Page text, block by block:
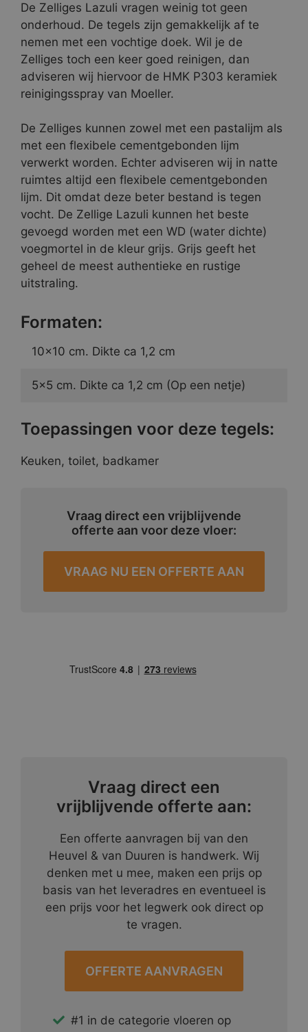
De Zelliges Lazuli vragen weinig tot geen
onderhoud. De tegels zijn gemakkelijk af te
nemen met een vochtige doek. Wil je de
Zelliges toch een keer goed reinigen, dan
adviseren wij hiervoor de HMK P303 keramiek
reinigingsspray van Moeller.
De Zelliges kunnen zowel met een pastalijm als
met een flexibele cementgebonden lijm
verwerkt worden. Echter adviseren wij in natte
ruimtes altijd een flexibele cementgebonden
lijm. Dit omdat deze beter bestand is tegen
vocht. De Zellige Lazuli kunnen het beste
gevoegd worden met een WD (water dichte)
voegmortel in de kleur grijs. Grijs geeft het
geheel de meest authentieke en rustige
uitstraling.
Formaten:
10×10 cm. Dikte ca 1,2 cm
5×5 cm. Dikte ca 1,2 cm (Op een netje)
Toepassingen voor deze tegels:
Keuken, toilet, badkamer
Vraag direct een vrijblijvende
offerte aan voor deze vloer:
VRAAG NU EEN OFFERTE AAN
Vraag direct een
vrijblijvende offerte aan:
Een offerte aanvragen bij van den
Heuvel & van Duuren is handwerk. Wij
denken met u mee, maken een prijs op
basis van het leveradres en eventueel is
een prijs voor het legwerk ook direct op
te vragen.
OFFERTE AANVRAGEN
#1 in de categorie vloeren op